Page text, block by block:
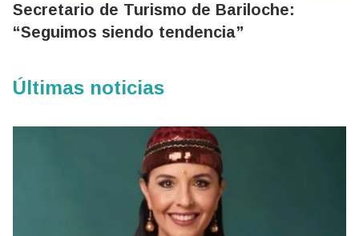
Secretario de Turismo de Bariloche:
“Seguimos siendo tendencia”
Últimas noticias